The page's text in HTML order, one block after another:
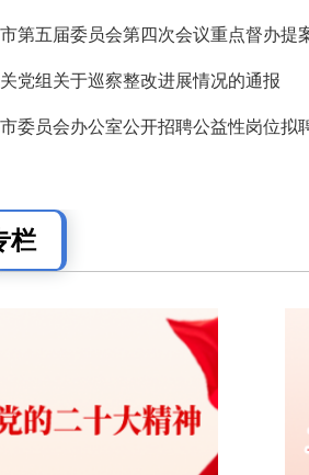
第五届委员会第四次会议重点督办提
党组关于巡察整改进展情况的通报
委员会办公室公开招聘公益性岗位拟
栏